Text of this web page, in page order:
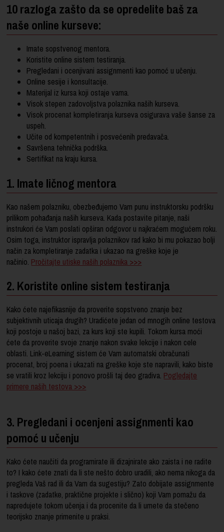
10 razloga zašto da se opredelite baš za
naše online kurseve:
Imate sopstvenog mentora.
Koristite online sistem testiranja.
Pregledani i ocenjivani assignmenti kao pomoć u učenju.
Online sesije i konsultacije.
Materijal iz kursa koji ostaje vama.
Visok stepen zadovoljstva polaznika naših kurseva.
Visok procenat kompletiranja kurseva osigurava vaše šanse za
uspeh.
Učite od kompetentnih i posvećenih predavača.
Savršena tehnička podrška.
Sertifikat na kraju kursa.
1. Imate ličnog mentora
Kao našem polazniku, obezbeđujemo Vam punu instruktorsku podršku
prilikom pohađanja naših kurseva. Kada postavite pitanje, naši
instrukori će Vam poslati opširan odgovor u najkraćem mogućem roku.
Osim toga, instruktor ispravlja polaznikov rad kako bi mu pokazao bolji
način za kompletiranje zadatka i ukazao na greške koje je
načinio. Pročitajte utiske naših polaznika >>>
2. Koristite online sistem testiranja
Kako ćete najefikasnije da proverite sopstveno znanje bez
subjektivnih uticaja drugih? Uradićete jedan od mnogih online testova
koji postoje u našoj bazi, za kurs koji ste kupili. Tokom kursa moći
ćete da proverite svoje znanje nakon svake lekcije i nakon cele
oblasti. Link-eLearning sistem će Vam automatski obračunati
procenat, broj poena i ukazati na greške koje ste napravili, kako biste
se vratili kroz lekciju i ponovo prošli taj deo gradiva. Pogledajte
primere naših testova >>>
3. Pregledani i ocenjeni assignmenti kao
pomoć u učenju
Kako ćete naučiti da programirate ili dizajnirate ako zaista i ne radite
to? I kako ćete znati da li ste nešto dobro uradili, ako nema nikoga da
pregleda Vaš rad ili da Vam da sugestiju? Zato dobijate assignmente
i taskove (zadatke, praktične projekte i slično) koji Vam pomažu da
napredujete tokom učenja i da procenite da li umete da stečeno
teorijsko znanje primenite u praksi.